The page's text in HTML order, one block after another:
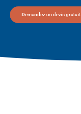
Demandez un devis gratuit